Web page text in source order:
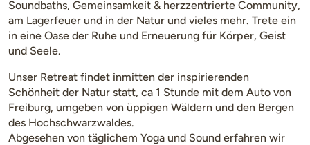
Soundbaths, Gemeinsamkeit & herzzentrierte Community,
am Lagerfeuer und in der Natur und vieles mehr. Trete ein
in eine Oase der Ruhe und Erneuerung für Körper, Geist
und Seele.
Unser Retreat findet inmitten der inspirierenden
Schönheit der Natur statt, ca 1 Stunde mit dem Auto von
Freiburg, umgeben von üppigen Wäldern und den Bergen
des Hochschwarzwaldes.
Abgesehen von täglichem Yoga und Sound erfahren wir